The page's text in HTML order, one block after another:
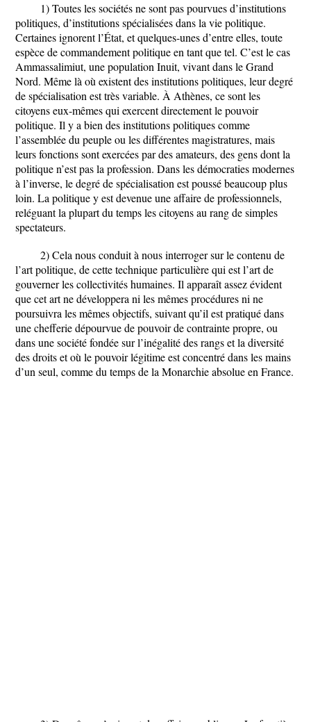
1) Toutes les sociétés ne sont pas pourvues d’institutions
politiques, d’institutions spécialisées dans la vie politique.
Certaines ignorent l’État, et quelques-unes d’entre elles, toute
espèce de commandement politique en tant que tel. C’est le cas
Ammassalimiut, une population Inuit, vivant dans le Grand
Nord. Même là où existent des institutions politiques, leur degré
de spécialisation est très variable. À Athènes, ce sont les
citoyens eux-mêmes qui exercent directement le pouvoir
politique. Il y a bien des institutions politiques comme
l’assemblée du peuple ou les différentes magistratures, mais
leurs fonctions sont exercées par des amateurs, des gens dont la
politique n’est pas la profession. Dans les démocraties modernes
à l’inverse, le degré de spécialisation est poussé beaucoup plus
loin. La politique y est devenue une affaire de professionnels,
reléguant la plupart du temps les citoyens au rang de simples
spectateurs.
2) Cela nous conduit à nous interroger sur le contenu de
l’art politique, de cette technique particulière qui est l’art de
gouverner les collectivités humaines. Il apparaît assez évident
que cet art ne développera ni les mêmes procédures ni ne
poursuivra les mêmes objectifs, suivant qu’il est pratiqué dans
une chefferie dépourvue de pouvoir de contrainte propre, ou
dans une société fondée sur l’inégalité des rangs et la diversité
des droits et où le pouvoir légitime est concentré dans les mains
d’un seul, comme du temps de la Monarchie absolue en France.